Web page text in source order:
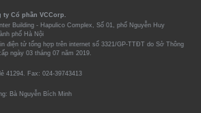
ty Cổ phần VCCorp.
Building - Hapulico Complex, Số 01, phố Nguyễn Huy
phố Hà Nội
điện tử tổng hợp trên internet số 3321/GP-TTĐT do Sở Thông
ngày 03 tháng 07 năm 2019.
41294. Fax: 024-39743413
Bà Nguyễn Bích Minh